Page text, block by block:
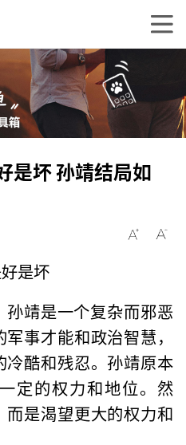
是坏 孙靖结局如
是坏
靖是一个复杂而邪恶
事才能和政治智慧，
酷和残忍。孙靖原本
定的权力和地位。然
是渴望更大的权力和